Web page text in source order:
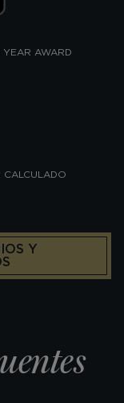
YEAR AWARD
Y